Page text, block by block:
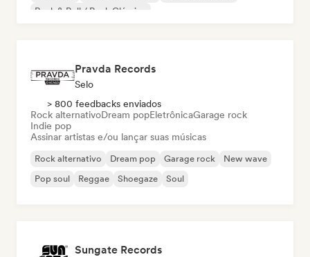
Rock & Roll / Rock Clássico
Pravda Records
Selo
> 800 feedbacks enviados
Rock alternativoDream popEletrônicaGarage rock
Indie pop
Assinar artistas e/ou lançar suas músicas
Rock alternativo Dream pop Garage rock
New wave
Pop soul
Reggae Shoegaze Soul
Sungate Records